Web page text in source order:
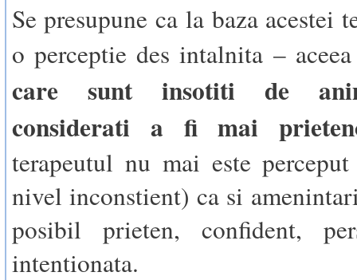
Se presupune ca la baza acestei
o perceptie des intalnita –
care sunt insotiti de
considerati a fi mai
terapeutul nu mai este
nivel inconstient) ca si
posibil prieten, confident,
intentionata.